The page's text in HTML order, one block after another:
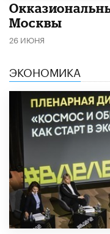
Москвы
26 ИЮНЯ
ЭКОНОМИКА